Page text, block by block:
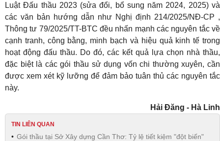
Luật Đấu thầu 2023 (sửa đổi, bổ sung năm 2024, 2025) và
các văn bản hướng dẫn như Nghị định 214/2025/NĐ-CP ,
Thông tư 79/2025/TT-BTC đều nhấn mạnh các nguyên tắc về
cạnh tranh, công bằng, minh bạch và hiệu quả kinh tế trong
hoạt động đấu thầu. Do đó, các kết quả lựa chọn nhà thầu,
đặc biệt là các gói thầu sử dụng vốn chi thường xuyên, cần
được xem xét kỹ lưỡng để đảm bảo tuân thủ các nguyên tắc
này.
Hải Đăng - Hà Linh
TIN LIÊN QUAN
Gói thầu tại Sở Xây dựng Cần Thơ: Tỷ lệ tiết kiệm "đột biến"